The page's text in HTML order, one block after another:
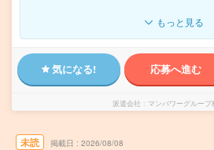
もっと見る
気になる! 応募へ進む
派遣会社 マンパワーグループ
未読 掲載日 2026/08/08